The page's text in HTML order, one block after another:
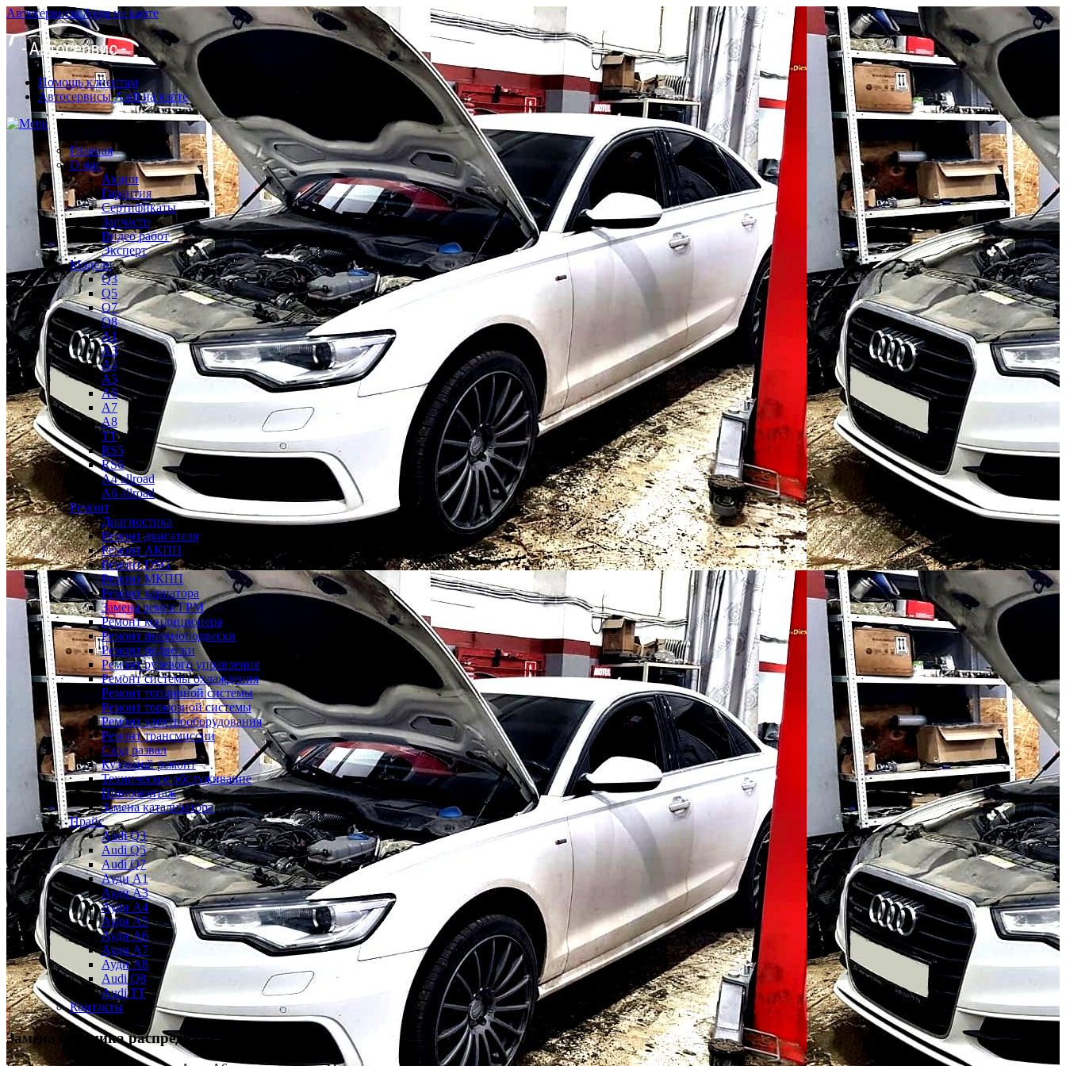
Автосервисы Ауди на карте
Помощь клиентам
Автосервисы Audi на карте
Главная
О нас
Акции
Гарантия
Сертификаты
Запчасти
Видео работ
Эксперт
Модели
Q3
Q5
Q7
Q8
A1
A3
A4
A5
A6
A7
A8
TT
RS5
RS6
A4 allroad
A6 allroad
Ремонт
Диагностика
Ремонт двигателя
Ремонт АКПП
Ремонт DSG
Ремонт МКПП
Ремонт вариатора
Замена ремня ГРМ
Ремонт кондиционера
Ремонт пневмоподвески
Ремонт подвески
Ремонт рулевого управления
Ремонт системы охлаждения
Ремонт топливной системы
Ремонт тормозной системы
Ремонт электрооборудования
Ремонт трансмиссии
Сход развал
Кузовной ремонт
Техническое обслуживание
Шиномонтаж
Замена катализатора
Прайс
Audi Q3
Audi Q5
Audi Q7
Ауди А1
Ауди А3
Ауди А4
Ауди A5
Ауди А6
Ауди А7
Ауди A8
Audi Q8
Audi TT
Контакты
Замена сальника распредвалаАуди А6